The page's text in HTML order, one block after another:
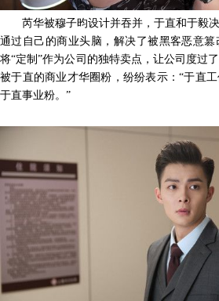
芮华被穆子昀设计并吞并，于直和于毅
通过自己的商业头脑，解决了被黑客恶意篡
将“定制”作为公司的独特卖点，让公司度过
被于直的商业才华圈粉，纷纷表示：“于直
于直事业粉。”